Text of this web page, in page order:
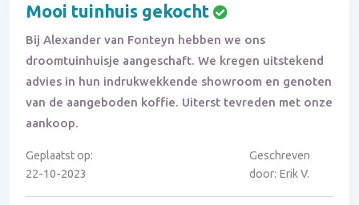
Mooi tuinhuis gekocht
Bij Alexander van Fonteyn hebben we ons
droomtuinhuisje aangeschaft. We kregen uitstekend
advies in hun indrukwekkende showroom en genoten
van de aangeboden koffie. Uiterst tevreden met onze
aankoop.
Geplaatst op:
22-10-2023
Geschreven
door: Erik V.